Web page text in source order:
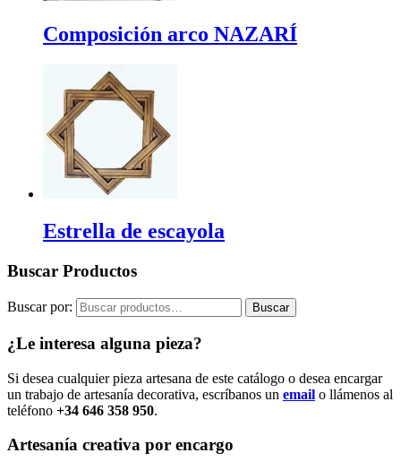
Composición arco NAZARÍ
Estrella de escayola
Buscar Productos
Buscar por: Buscar
¿Le interesa alguna pieza?
Si desea cualquier pieza artesana de este catálogo o desea encargar
un trabajo de artesanía decorativa, escríbanos un email o llámenos al
teléfono +34 646 358 950.
Artesanía creativa por encargo